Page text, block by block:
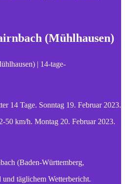
(Mühlhausen)
| 14-tage-
14 Tage. Sonntag 19. Februar 2023.
50 km/h. Montag 20. Februar 2023.
(Baden-Württemberg,
täglichem Wetterbericht.